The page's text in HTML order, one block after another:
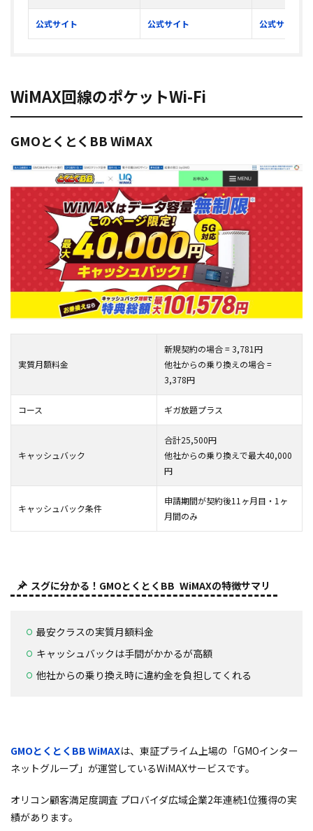
公式サイト 公式サイト 公式サイト
WiMAX回線のポケットWi-Fi
GMOとくとくBB WiMAX
実質月額料金
新規契約の場合 = 3,781円
他社からの乗り換えの場合 =
3,378円
コース ギガ放題プラス
キャッシュバック
合計25,500円
他社からの乗り換えで最大40,000
円
キャッシュバック条件
申請期間が契約後11ヶ月目・1ヶ
月間のみ
スグに分かる！GMOとくとくBB WiMAXの特徴サマリ
最安クラスの実質月額料金
キャッシュバックは手間がかかるが高額
他社からの乗り換え時に違約金を負担してくれる
GMOとくとくBB WiMAXは、東証プライム上場の「GMOインター
ネットグループ」が運営しているWiMAXサービスです。
オリコン顧客満足度調査 プロバイダ広域企業2年連続1位獲得の実
績があります。